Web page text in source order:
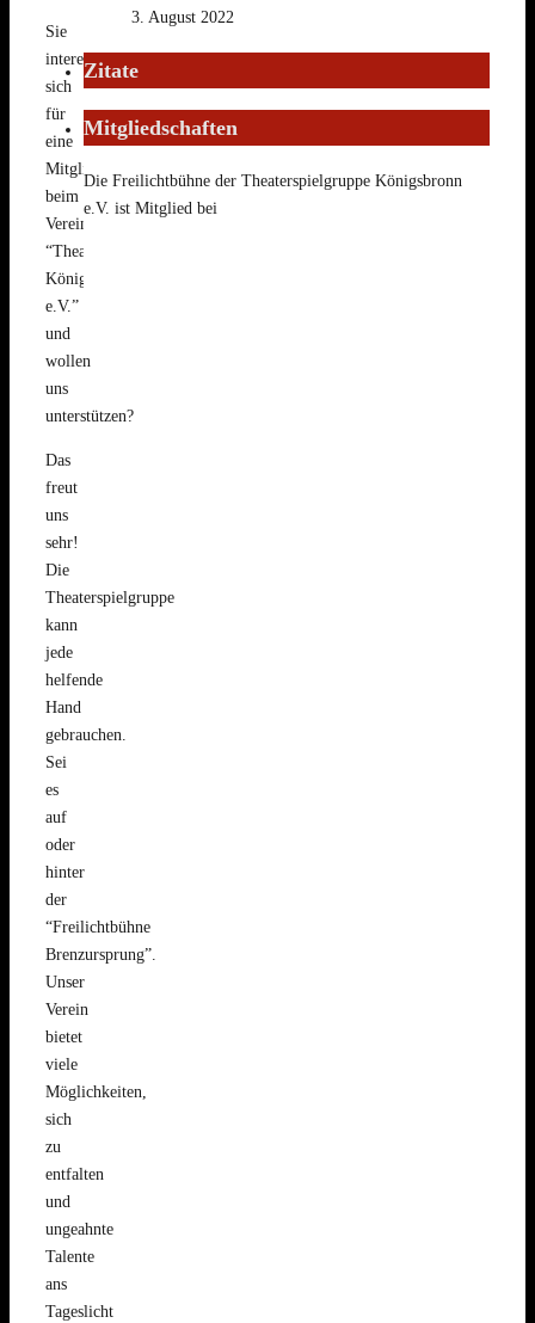
Sie
interessieren
sich
für
eine
Mitgliedschaft
beim
Verein
“Theaterspielgruppe
Königsbronn
e.V.”
und
wollen
uns
unterstützen?
Das
freut
uns
sehr!
Die
Theaterspielgruppe
kann
jede
helfende
Hand
gebrauchen.
Sei
es
auf
oder
hinter
der
“Freilichtbühne
Brenzursprung”.
Unser
Verein
bietet
viele
Möglichkeiten,
sich
zu
entfalten
und
ungeahnte
Talente
ans
Tageslicht
3. August 2022
Zitate
Mitgliedschaften
Die Freilichtbühne der Theaterspielgruppe Königsbronn
e.V. ist Mitglied bei